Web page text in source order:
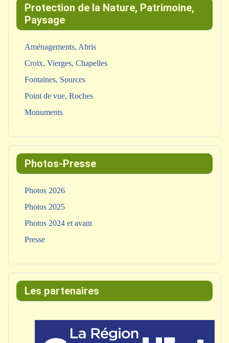
Protection de la Nature, Patrimoine,
Paysage
Aménagements, Abris
Croix, Vierges, Chapelles
Fontaines, Sources
Point de vue, Roches
Monuments
Photos-Presse
Photos 2026
Photos 2025
Photos 2024 et avant
Presse
Les partenaires